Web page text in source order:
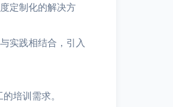
定制化的解决方
实践相结合，引入
培训需求。